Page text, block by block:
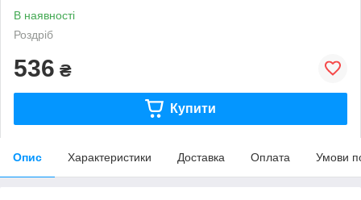
В наявності
Роздріб
536 ₴
Купити
Опис Характеристики Доставка Оплата Умови